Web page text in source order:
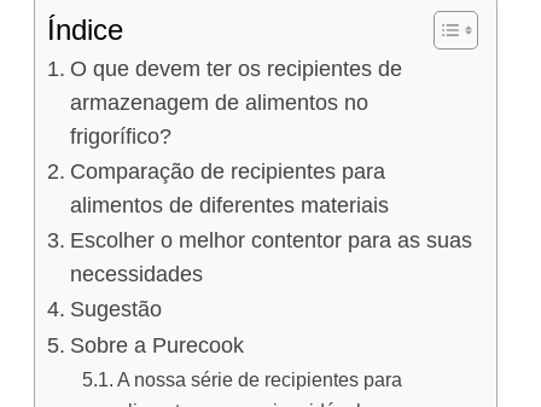
Índice
O que devem ter os recipientes de
armazenagem de alimentos no
frigorífico?
Comparação de recipientes para
alimentos de diferentes materiais
Escolher o melhor contentor para as suas
necessidades
Sugestão
Sobre a Purecook
A nossa série de recipientes para